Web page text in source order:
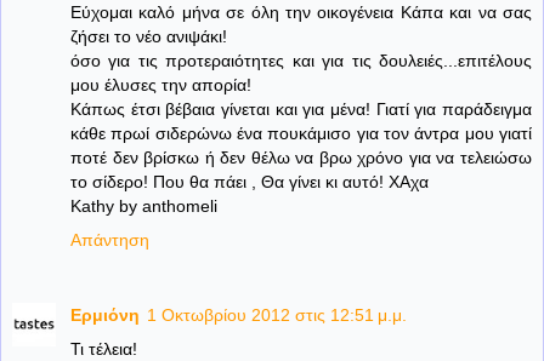
Εύχομαι καλό μήνα σε όλη την οικογένεια Κάπα και να σας
ζήσει το νέο ανιψάκι!
όσο για τις προτεραιότητες και για τις δουλειές...επιτέλους
μου έλυσες την απορία!
Κάπως έτσι βέβαια γίνεται και για μένα! Γιατί για παράδειγμα
κάθε πρωί σιδερώνω ένα πουκάμισο για τον άντρα μου γιατί
ποτέ δεν βρίσκω ή δεν θέλω να βρω χρόνο για να τελειώσω
το σίδερο! Που θα πάει , Θα γίνει κι αυτό! ΧΑχα
Kathy by anthomeli
Απάντηση
Ερμιόνη 1 Οκτωβρίου 2012 στις 12:51 μ.μ.
Τι τέλεια!